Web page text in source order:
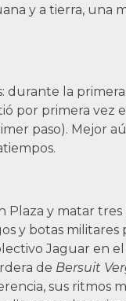
y a tierra, una
durante la
por primera vez
paso). Mejor
y matar
y botas militares
Jaguar en
de Bersuit
sus ritmos